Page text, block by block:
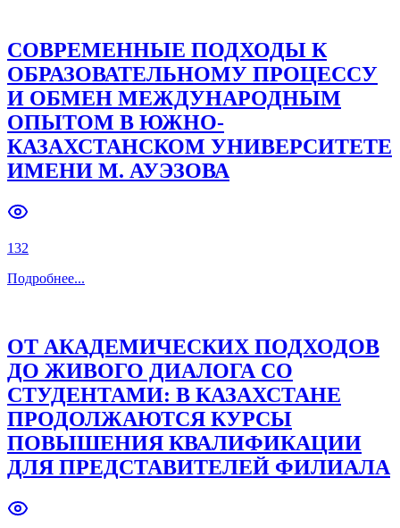
СОВРЕМЕННЫЕ ПОДХОДЫ К
ОБРАЗОВАТЕЛЬНОМУ ПРОЦЕССУ
И ОБМЕН МЕЖДУНАРОДНЫМ
ОПЫТОМ В ЮЖНО-
КАЗАХСТАНСКОМ УНИВЕРСИТЕТЕ
ИМЕНИ М. АУЭЗОВА
132
Подробнее...
ОТ АКАДЕМИЧЕСКИХ ПОДХОДОВ
ДО ЖИВОГО ДИАЛОГА СО
СТУДЕНТАМИ: В КАЗАХСТАНЕ
ПРОДОЛЖАЮТСЯ КУРСЫ
ПОВЫШЕНИЯ КВАЛИФИКАЦИИ
ДЛЯ ПРЕДСТАВИТЕЛЕЙ ФИЛИАЛА